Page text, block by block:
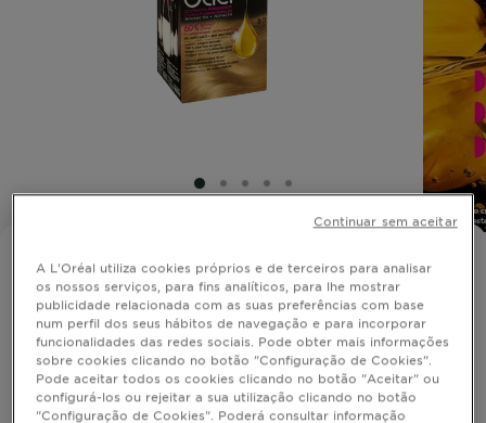
SLIDE 1
SLIDE 2
SLIDE 3
SLIDE 4
SLIDE 5
8.0 - Louro Claro
SIMULAR COR
A L'Oréal utiliza cookies próprios e de terceiros para analisar
os nossos serviços, para fins analíticos, para lhe mostrar
publicidade relacionada com as suas preferências com base
num perfil dos seus hábitos de navegação e para incorporar
funcionalidades das redes sociais. Pode obter mais informações
sobre cookies clicando no botão "Configuração de Cookies".
Pode aceitar todos os cookies clicando no botão "Aceitar" ou
configurá-los ou rejeitar a sua utilização clicando no botão
"Configuração de Cookies". Poderá consultar informação
Continuar sem aceitar